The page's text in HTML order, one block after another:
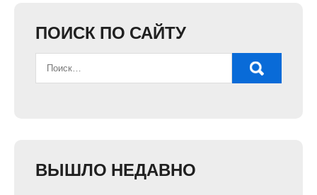
ПОИСК ПО САЙТУ
ВЫШЛО НЕДАВНО